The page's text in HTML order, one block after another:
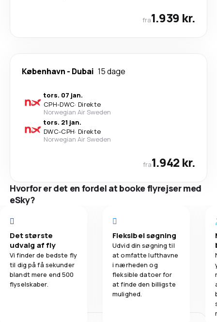
fra1.939 kr.
København - Dubai 15 dage
tors. 07 jan.
CPH-DWC· Direkte
Norwegian Air Sweden
tors. 21 jan.
DWC-CPH· Direkte
Norwegian Air Sweden
fra1.942 kr.
Hvorfor er det en fordel at booke flyrejser med
eSky?
Det største
udvalg af fly
Vi finder de bedste fly
til dig på få sekunder
blandt mere end 500
flyselskaber.
Fleksibel søgning
Udvid din søgning til
at omfatte lufthavne
i nærheden og
fleksible datoer for
at finde den billigste
mulighed.